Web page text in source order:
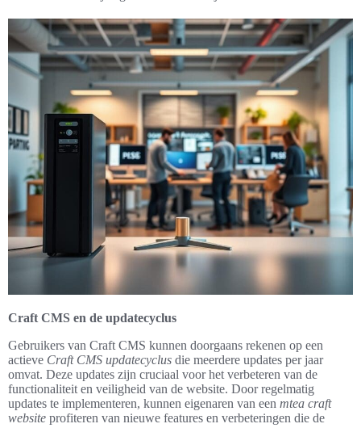
Craft CMS en de updatecyclus
Gebruikers van Craft CMS kunnen doorgaans rekenen op een
actieve Craft CMS updatecyclus die meerdere updates per jaar
omvat. Deze updates zijn cruciaal voor het verbeteren van de
functionaliteit en veiligheid van de website. Door regelmatig
updates te implementeren, kunnen eigenaren van een mtea craft
website profiteren van nieuwe features en verbeteringen die de